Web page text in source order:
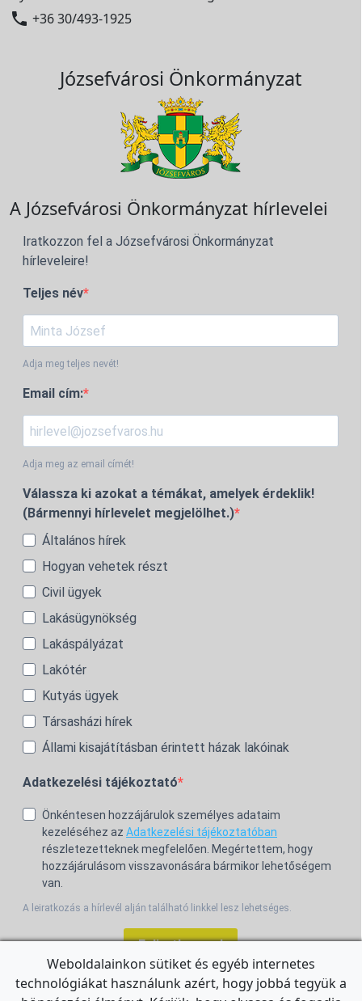
 +36 30/493-1925
Józsefvárosi Önkormányzat
A Józsefvárosi Önkormányzat hírlevelei
Iratkozzon fel a Józsefvárosi Önkormányzat
hírleveleire!
Teljes név
Adja meg teljes nevét!
Email cím:
Adja meg az email címét!
Válassza ki azokat a témákat, amelyek érdeklik!
(Bármennyi hírlevelet megjelölhet.)
Általános hírek
Hogyan vehetek részt
Civil ügyek
Lakásügynökség
Lakáspályázat
Lakótér
Kutyás ügyek
Társasházi hírek
Állami kisajátításban érintett házak lakóinak
Adatkezelési tájékoztató
Önkéntesen hozzájárulok személyes adataim
kezeléséhez az Adatkezelési tájékoztatóban
részletezetteknek megfelelően. Megértettem, hogy
hozzájárulásom visszavonására bármikor lehetőségem
van.
A leiratkozás a hírlevél alján található linkkel lesz lehetséges.
Feliratkozom!
Weboldalainkon sütiket és egyéb internetes
technológiákat használunk azért, hogy jobbá tegyük a